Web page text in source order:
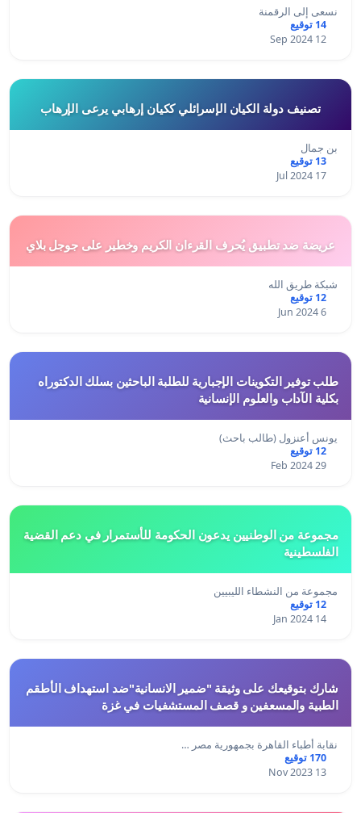
نسعى إلى الرقمنة
14 توقيع
12 Sep 2024
تصنيف دولة الكيان الإسرائلي ككيان إرهابي يرعى الإرهاب
بن جمال
13 توقيع
17 Jul 2024
عريضة ضد تطبيق يُحرف القرءان الكريم وخطير على جوجل بلاي
شبكة طريق الله
12 توقيع
6 Jun 2024
طلب توفير التكوينات الإجبارية للطلبة الباحثين بسلك الدكتوراه
بكلية الآداب والعلوم الإنسانية
يونس أعنزول (طالب باحث)
12 توقيع
29 Feb 2024
مجموعة من الوطنيين يدعون الحكومة للأستمرار في دعم القضية
الفلسطينية
مجموعة من النشطاء الليبيين
12 توقيع
14 Jan 2024
شارك بتوقيعك على وثيقة "ضمير الانسانية"ضد استهداف الأطقم
الطبية والمسعفين و قصف المستشفيات في غزة
نقابة أطباء القاهرة بجمهورية مصر …
170 توقيع
13 Nov 2023